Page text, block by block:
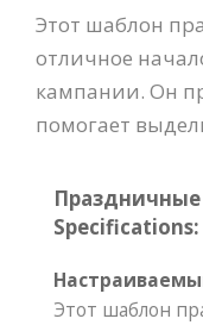
Этот шаблон
отличное
кампании. Он
помогает
Specifications:
Этот шаблон